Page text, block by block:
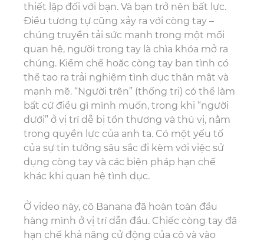
thiết lập đối với bạn. Và bạn trở nên bất lực.
Điều tương tự cũng xảy ra với còng tay –
chúng truyền tải sức mạnh trong một mối
quan hệ, người trong tay là chìa khóa mở ra
chúng. Kiềm chế hoặc còng tay bạn tình có
thể tạo ra trải nghiệm tình dục thân mật và
mạnh mẽ. “Người trên” (thống trị) có thể làm
bất cứ điều gì mình muốn, trong khi “người
dưới” ở vị trí dễ bị tổn thương và thú vị, nằm
trong quyền lực của anh ta. Có một yếu tố
của sự tin tưởng sâu sắc đi kèm với việc sử
dụng còng tay và các biện pháp hạn chế
khác khi quan hệ tình dục.
Ở video này, cô Banana đã hoàn toàn đầu
hàng mình ở vị trí dẫn đầu. Chiếc còng tay đã
hạn chế khả năng cử động của cô và vào